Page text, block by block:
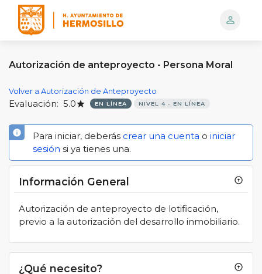
person_outline
Autorización de anteproyecto - Persona Moral
Volver a Autorización de Anteproyecto
Evaluación: 5.0star EN LÍNEA NIVEL 4 - EN LÍNEA
info Para iniciar, deberás crear una cuenta o iniciar
sesión si ya tienes una.
Información General arrow_circle_up
Autorización de anteproyecto de lotificación,
previo a la autorización del desarrollo inmobiliario.
¿Qué necesito? arrow_circle_up